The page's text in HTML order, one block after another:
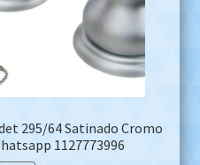
295/64 Satinado Cromo
1127773996